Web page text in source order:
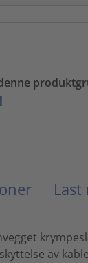
Last
av